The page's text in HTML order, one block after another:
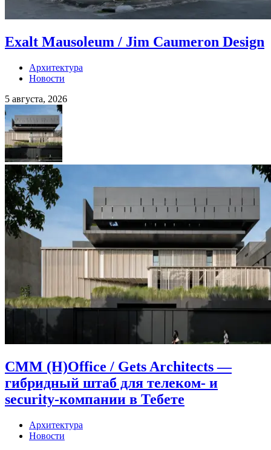
Exalt Mausoleum / Jim Caumeron Design
Архитектура
Новости
5 августа, 2026
CMM (H)Office / Gets Architects —
гибридный штаб для телеком- и
security-компании в Тебете
Архитектура
Новости